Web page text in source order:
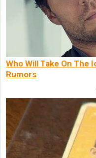
Who Will Take On The
Rumors